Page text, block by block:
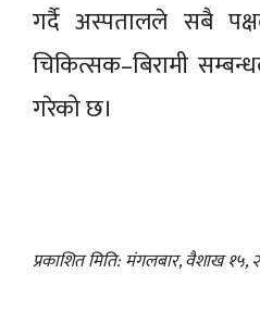
गर्दै अस्पतालले सबै
चिकित्सक–बिरामी
गरेको छ।
प्रकाशित मिति: मंगलबार, वैशाख १५,